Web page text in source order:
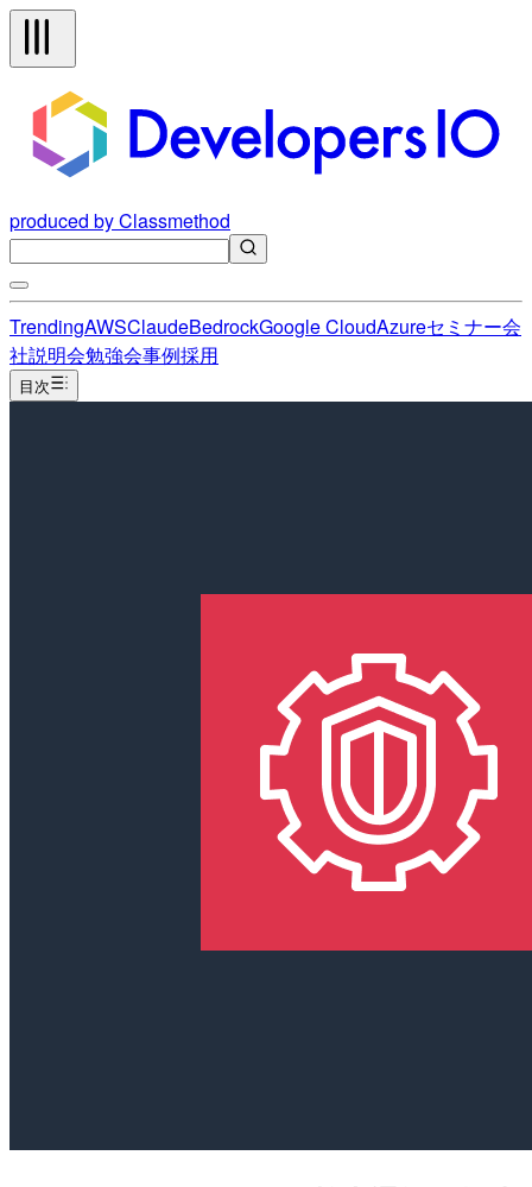
produced by Classmethod
TrendingAWSClaudeBedrockGoogle CloudAzureセミナー会
社説明会勉強会事例採用
目次